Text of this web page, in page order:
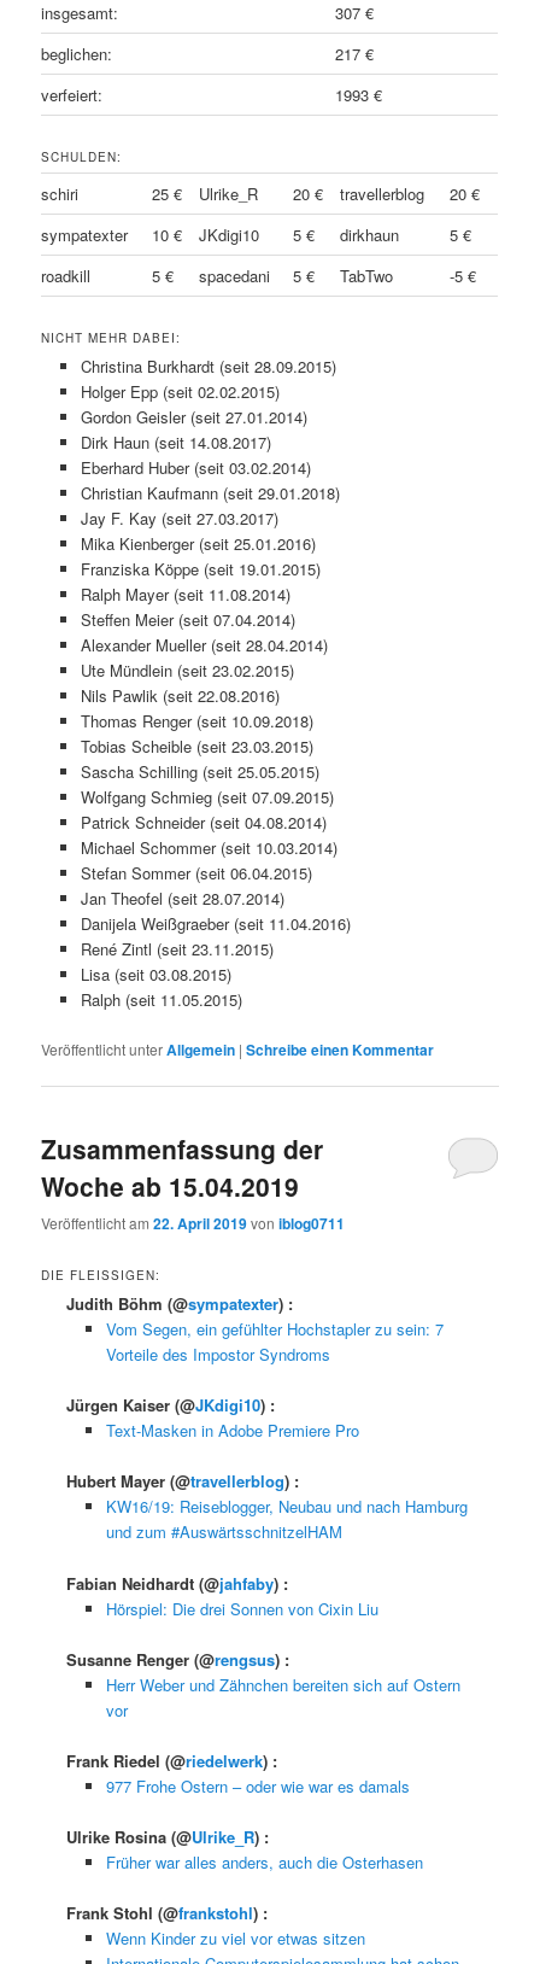
insgesamt:
307 €
beglichen:
217 €
verfeiert:
1993 €
SCHULDEN:
schiri 25 € Ulrike_R 20 € travellerblog
20 €
sympatexter
10 € JKdigi10 5 € dirkhaun
5 €
roadkill
5 € spacedani 5 € TabTwo -5 €
NICHT MEHR DABEI:
Christina Burkhardt (seit 28.09.2015)
Holger Epp (seit 02.02.2015)
Gordon Geisler (seit 27.01.2014)
Dirk Haun (seit 14.08.2017)
Eberhard Huber (seit 03.02.2014)
Christian Kaufmann (seit 29.01.2018)
Jay F. Kay (seit 27.03.2017)
Mika Kienberger (seit 25.01.2016)
Franziska Köppe (seit 19.01.2015)
Ralph Mayer (seit 11.08.2014)
Steffen Meier (seit 07.04.2014)
Alexander Mueller (seit 28.04.2014)
Ute Mündlein (seit 23.02.2015)
Nils Pawlik (seit 22.08.2016)
Thomas Renger (seit 10.09.2018)
Tobias Scheible (seit 23.03.2015)
Sascha Schilling (seit 25.05.2015)
Wolfgang Schmieg (seit 07.09.2015)
Patrick Schneider (seit 04.08.2014)
Michael Schommer (seit 10.03.2014)
Stefan Sommer (seit 06.04.2015)
Jan Theofel (seit 28.07.2014)
Danijela Weißgraeber (seit 11.04.2016)
René Zintl (seit 23.11.2015)
Lisa (seit 03.08.2015)
Ralph (seit 11.05.2015)
Veröffentlicht unterAllgemein |Schreibe einen Kommentar
Zusammenfassung der
Woche ab 15.04.2019
Veröffentlicht am22. April 2019voniblog0711
DIE FLEISSIGEN:
Judith Böhm(@sympatexter) :
Vom Segen, ein gefühlter Hochstapler zu sein: 7
Vorteile des Impostor Syndroms
Jürgen Kaiser(@JKdigi10) :
Text-Masken in Adobe Premiere Pro
Hubert Mayer(@travellerblog) :
KW16/19: Reiseblogger, Neubau und nach Hamburg
und zum #AuswärtsschnitzelHAM
Fabian Neidhardt(@jahfaby) :
Hörspiel: Die drei Sonnen von Cixin Liu
Susanne Renger(@rengsus) :
Herr Weber und Zähnchen bereiten sich auf Ostern
vor
Frank Riedel(@riedelwerk) :
977 Frohe Ostern – oder wie war es damals
Ulrike Rosina(@Ulrike_R) :
Früher war alles anders, auch die Osterhasen
Frank Stohl(@frankstohl) :
Wenn Kinder zu viel vor etwas sitzen